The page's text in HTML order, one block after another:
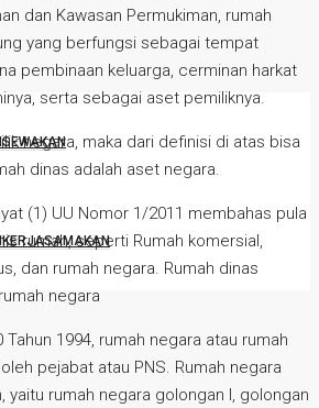
dan Kawasan Permukiman, rumah
yang berfungsi sebagai tempat
pembinaan keluarga, cerminan harkat
serta sebagai aset pemiliknya.
negara, maka dari definisi di atas bisa
dinas adalah aset negara.
(1) UU Nomor 1/2011 membahas pula
rumah, seperti Rumah komersial,
dan rumah negara. Rumah dinas
negara
Tahun 1994, rumah negara atau rumah
pejabat atau PNS. Rumah negara
yaitu rumah negara golongan I, golongan